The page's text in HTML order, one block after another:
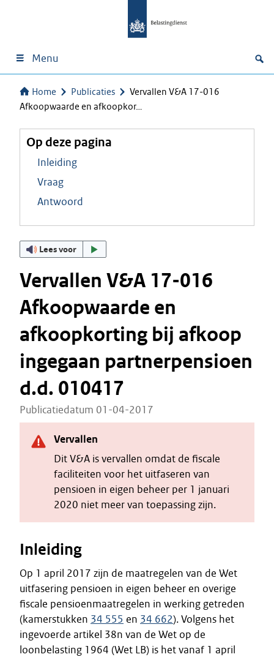
Menu
Home Publicaties
Vervallen V&A 17-016
Afkoopwaarde en afkoopkor…
Op deze pagina
Inleiding
Vraag
Antwoord
Lees voor
Vervallen V&A 17-016
Afkoopwaarde en
afkoopkorting bij afkoop
ingegaan partnerpensioen
d.d. 010417
Publicatiedatum 01-04-2017
Vervallen
Dit V&A is vervallen omdat de fiscale
faciliteiten voor het uitfaseren van
pensioen in eigen beheer per 1 januari
2020 niet meer van toepassing zijn.
Inleiding
Op 1 april 2017 zijn de maatregelen van de Wet
uitfasering pensioen in eigen beheer en overige
fiscale pensioenmaatregelen in werking getreden
(kamerstukken 34 555 en 34 662). Volgens het
ingevoerde artikel 38n van de Wet op de
loonbelasting 1964 (Wet LB) is het vanaf 1 april